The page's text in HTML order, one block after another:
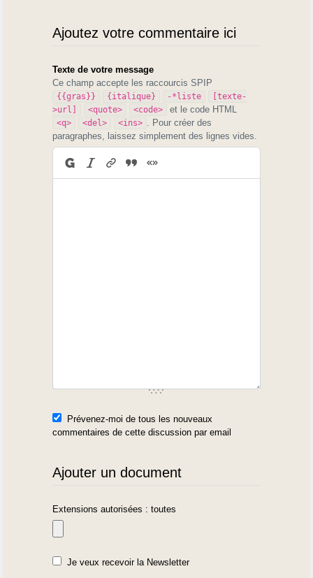
Ajoutez votre commentaire ici
Texte de votre message
Ce champ accepte les raccourcis SPIP
{{gras}} {italique} -*liste
[texte-
>url]
<quote> <code> et le code HTML
<q> <del> <ins>
. Pour créer des
paragraphes, laissez simplement des lignes vides.
Prévenez-moi de tous les nouveaux
commentaires de cette discussion par email
Ajouter un document
Extensions autorisées : toutes
Je veux recevoir la Newsletter